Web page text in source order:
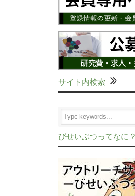
サイト内検索
びせいぶつってなに？